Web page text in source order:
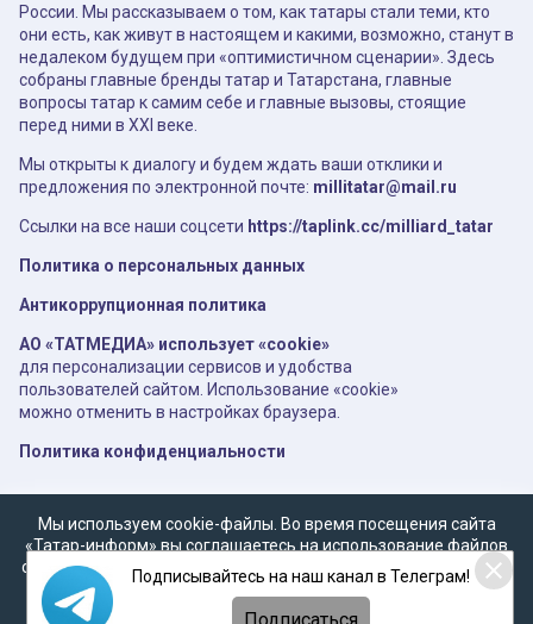
России. Мы рассказываем о том, как татары стали теми, кто
они есть, как живут в настоящем и какими, возможно, станут в
недалеком будущем при «оптимистичном сценарии». Здесь
собраны главные бренды татар и Татарстана, главные
вопросы татар к самим себе и главные вызовы, стоящие
перед ними в XXI веке.
Мы открыты к диалогу и будем ждать ваши отклики и
предложения по электронной почте: millitatar@mail.ru
Ссылки на все наши соцсети https://taplink.cc/milliard_tatar
Политика о персональных данных
Антикоррупционная политика
АО «ТАТМЕДИА» использует «cookie»
для персонализации сервисов и удобства
пользователей сайтом. Использование «cookie»
можно отменить в настройках браузера.
Политика конфиденциальности
Мы используем cookie-файлы. Во время посещения сайта
«Татар-информ» вы соглашаетесь на использование файлов
cookie в соответствии с настоящим уведомлением, согласием
наобработку персональных данных,Политикой о
персональных данных
Политикой конфиденциальности
Подписывайтесь на наш канал в Телеграм!